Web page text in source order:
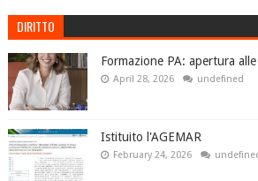
DIRITTO
Formazione PA: apertura
April 28, 2026 undefined
Istituito l'AGEMAR
February 24, 2026